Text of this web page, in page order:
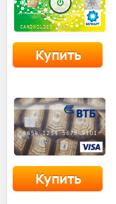
Купить
Купить